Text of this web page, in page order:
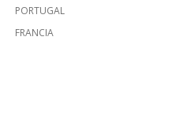
PORTUGAL
FRANCIA